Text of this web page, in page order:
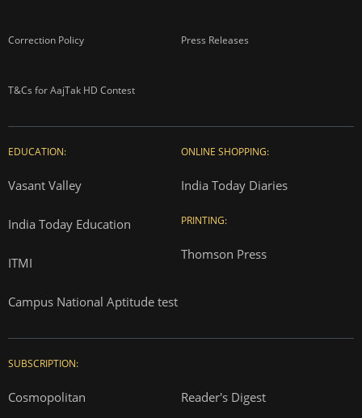
Correction Policy Press Releases
T&Cs for AajTak HD Contest
EDUCATION:
Vasant Valley
India Today Education
ITMI
Campus National Aptitude test
ONLINE SHOPPING:
India Today Diaries
PRINTING:
Thomson Press
SUBSCRIPTION:
Cosmopolitan Reader's Digest